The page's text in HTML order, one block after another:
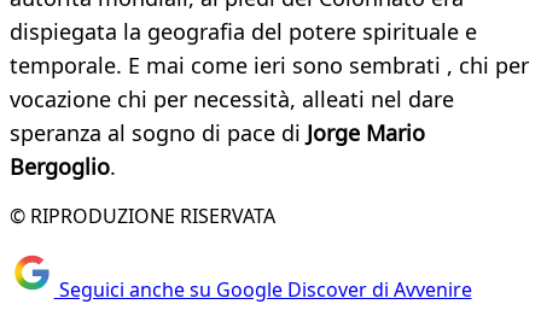
dispiegata la geografia del potere spirituale e
temporale. E mai come ieri sono sembrati , chi per
vocazione chi per necessità, alleati nel dare
speranza al sogno di pace di Jorge Mario
Bergoglio.
© RIPRODUZIONE RISERVATA
Seguici anche su Google Discover di Avvenire